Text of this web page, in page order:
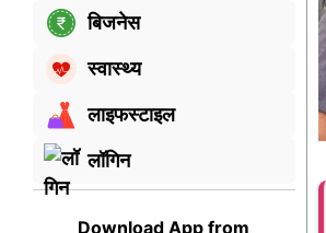
बिजनेस
स्वास्थ्य
लाइफस्टाइल
लॉगिन
Download App from